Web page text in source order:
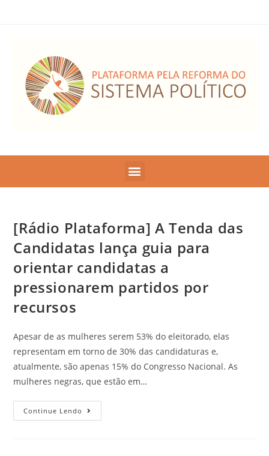
[Rádio Plataforma] A Tenda das
Candidatas lança guia para
orientar candidatas a
pressionarem partidos por
recursos
Apesar de as mulheres serem 53% do eleitorado, elas
representam em torno de 30% das candidaturas e,
atualmente, são apenas 15% do Congresso Nacional. As
mulheres negras, que estão em…
Continue Lendo